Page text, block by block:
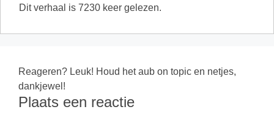
Dit verhaal is 7230 keer gelezen.
Reageren? Leuk! Houd het aub on topic en netjes,
dankjewel!
Plaats een reactie